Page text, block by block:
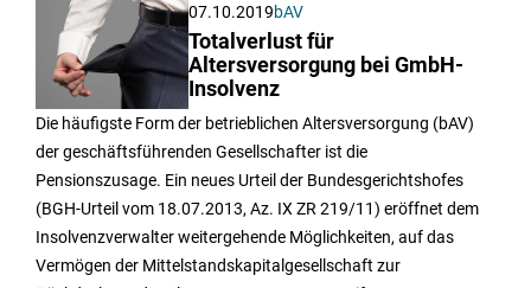
07.10.2019bAV
Totalverlust für
Altersversorgung bei GmbH-
Insolvenz
Die häufigste Form der betrieblichen Altersversorgung (bAV)
der geschäftsführenden Gesellschafter ist die
Pensionszusage. Ein neues Urteil der Bundesgerichtshofes
(BGH-Urteil vom 18.07.2013, Az. IX ZR 219/11) eröffnet dem
Insolvenzverwalter weitergehende Möglichkeiten, auf das
Vermögen der Mittelstandskapitalgesellschaft zur